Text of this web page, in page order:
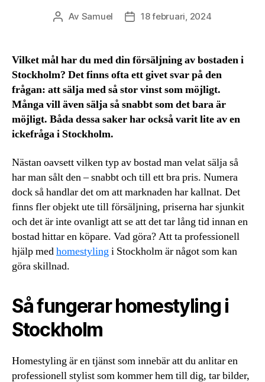
Inläggsförfattare
Av Samuel Inläggsdatum
18 februari, 2024
Vilket mål har du med din försäljning av bostaden i
Stockholm? Det finns ofta ett givet svar på den
frågan: att sälja med så stor vinst som möjligt.
Många vill även sälja så snabbt som det bara är
möjligt. Båda dessa saker har också varit lite av en
ickefråga i Stockholm.
Nästan oavsett vilken typ av bostad man velat sälja så
har man sålt den – snabbt och till ett bra pris. Numera
dock så handlar det om att marknaden har kallnat. Det
finns fler objekt ute till försäljning, priserna har sjunkit
och det är inte ovanligt att se att det tar lång tid innan en
bostad hittar en köpare. Vad göra? Att ta professionell
hjälp medhomestylingi Stockholm är något som kan
göra skillnad.
Så fungerar homestyling i
Stockholm
Homestyling är en tjänst som innebär att du anlitar en
professionell stylist som kommer hem till dig, tar bilder,